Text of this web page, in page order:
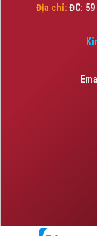
Địa chỉ: ĐC: